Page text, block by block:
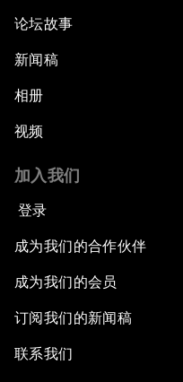
论坛故事
新闻稿
相册
视频
加入我们
登录
成为我们的合作伙伴
成为我们的会员
订阅我们的新闻稿
联系我们